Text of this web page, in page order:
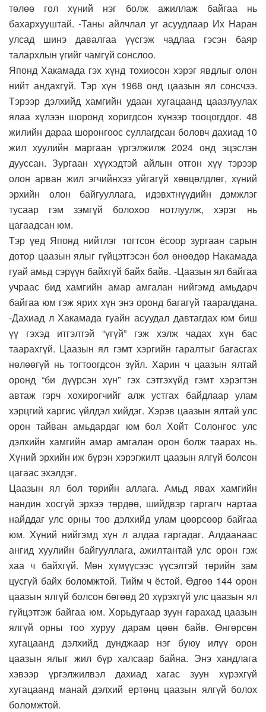
төлөө гол хүний нэг болж ажиллаж байгаа нь
бахархууштай. -Таны айлчлал уг асуудлаар Их Наран
улсад шинэ давалгаа үүсгэж чадлаа гэсэн баяр
талархлын үгийг чамгүй сонслоо.
Японд Хакамада гэх хүнд тохиосон хэрэг явдлыг олон
нийт андахгүй. Тэр хүн 1968 онд цаазын ял сонсчээ.
Тэрээр дэлхийд хамгийн удаан хугацаанд цаазлуулах
ялаа хүлээн шоронд хоригдсон хүнээр тооцогддог. 48
жилийн дараа шоронгоос суллагдсан боловч дахиад 10
жил хуулийн маргаан үргэлжилж 2024 онд эцэслэн
дууссан. Зургаан хүүхэдтэй айлын отгон хүү тэрээр
олон арван жил эгчийнхээ уйгагүй хөөцөлдлөг, хүний
эрхийн олон байгууллага, идэвхтнүүдийн дэмжлэг
тусаар гэм зэмгүй болохоо нотлуулж, хэрэг нь
цагаадсан юм.
Тэр үед Японд нийтлэг тогтсон ёсоор зургаан сарын
дотор цаазын ялыг гүйцэтгэсэн бол өнөөдөр Накамада
гуай амьд сэрүүн байхгүй байх байв. -Цаазын ял байгаа
учраас бид хамгийн амар амгалан нийгэмд амьдарч
байгаа юм гэж ярих хүн энэ оронд багагүй тааралдана.
-Дахиад л Хакамада гуайн асуудал давтагдах юм биш
үү гэхэд итгэлтэй “үгүй” гэж хэлж чадах хүн бас
таарахгүй. Цаазын ял гэмт хэргийн гаралтыг багасгах
нөлөөгүй нь тогтоогдсон зүйл. Харин ч цаазын ялтай
оронд “би дүүрсэн хүн” гэх сэтгэхүйд гэмт хэрэгтэн
автаж гэрч хохирогчийг алж устгах байдлаар улам
хэрцгий харгис үйлдэл хийдэг. Хэрэв цаазын ялтай улс
орон тайван амьдардаг юм бол Хойт Солонгос улс
дэлхийн хамгийн амар амгалан орон болж таарах нь.
Хүний эрхийн иж бүрэн хэрэгжилт цаазын ялгүй болсон
цагаас эхэлдэг.
Цаазын ял бол төрийн аллага. Амьд явах хамгийн
нандин хосгүй эрхээ төрдөө, шийдвэр гаргагч нартаа
найддаг улс орны тоо дэлхийд улам цөөрсөөр байгаа
юм. Хүний нийгэмд хүн л алдаа гаргадаг. Алдаанаас
ангид хуулийн байгууллага, ажилтантай улс орон гэж
хаа ч байхгүй. Мөн хүмүүсээс үүсэлтэй төрийн зам
цусгүй байх боломжтой. Тийм ч ёстой. Өдгөө 144 орон
цаазын ялгүй болсон бөгөөд 20 хүрэхгүй улс цаазын ял
гүйцэтгэж байгаа юм. Хорьдугаар зуун гарахад цаазын
ялгүй орны тоо хуруу дарам цөөн байв. Өнгөрсөн
хугацаанд дэлхийд дунджаар нэг буюу илүү орон
цаазын ялыг жил бүр халсаар байна. Энэ хандлага
хэвээр үргэлжилвэл дахиад хагас зуун хүрэхгүй
хугацаанд манай дэлхий ертөнц цаазын ялгүй болох
боломжтой.